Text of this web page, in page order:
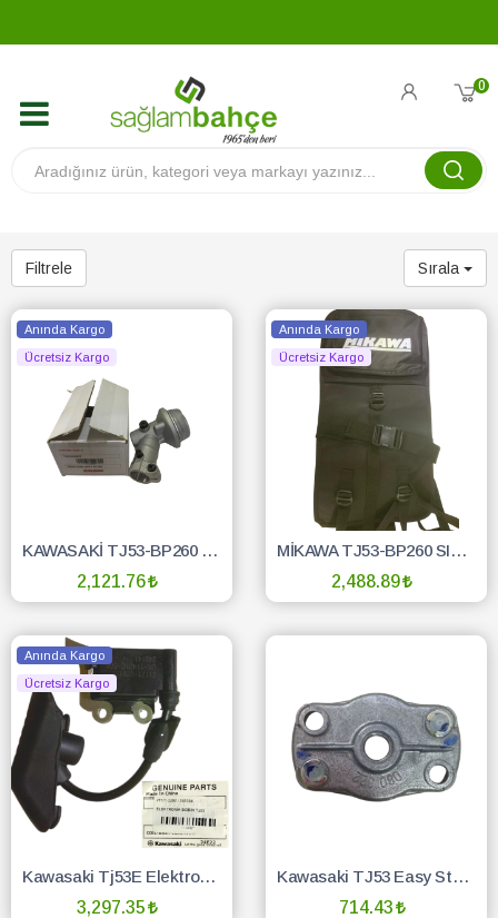
0
Filtrele Sırala
Anında Kargo
Ücretsiz Kargo
KAWASAKİ TJ53-BP260 SIRT REDİKTÖR KAFA KOMPLE MİKAWA
2,121.76
SEPETE EKLE
Anında Kargo
Ücretsiz Kargo
MİKAWA TJ53-BP260 SIRTLIK MİNDERİ ORJİNAL
2,488.89
SEPETE EKLE
Anında Kargo
Ücretsiz Kargo
Kawasaki Tj53E Elektronik Bobin Orij
3,297.35
Kawasaki TJ53 Easy Starter Tırnak Kovanı-Kolay Çekim
714.43